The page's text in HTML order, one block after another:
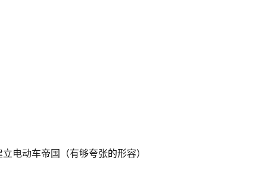
电动车帝国（有够夸张的形容）